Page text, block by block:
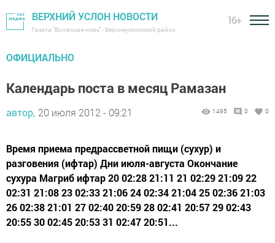
ВЕРХНИЙ УСЛОН НОВОСТИ
Газета "Волжская новь" - Верхнеуслонский район
16+
ОФИЦИАЛЬНО
Календарь поста в месяц Рамазан
автор, 20 июля 2012 - 09:21 1495 0 0
Время приема предрассветной пищи (сухур) и
разговения (ифтар) Дни июля-августа Окончание
сухура Магриб ифтар 20 02:28 21:11 21 02:29 21:09 22
02:31 21:08 23 02:33 21:06 24 02:34 21:04 25 02:36 21:03
26 02:38 21:01 27 02:40 20:59 28 02:41 20:57 29 02:43
20:55 30 02:45 20:53 31 02:47 20:51...